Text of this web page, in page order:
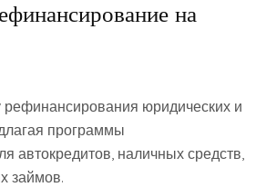
на
юридических и
программы
автокредитов, наличных средств,
займов.